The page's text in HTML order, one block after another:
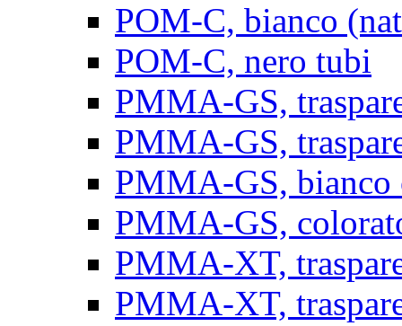
POM-C, bianco
POM-C, nero tubi
PMMA-GS,
PMMA-GS,
PMMA-GS, bianco
PMMA-GS,
PMMA-XT,
PMMA-XT,